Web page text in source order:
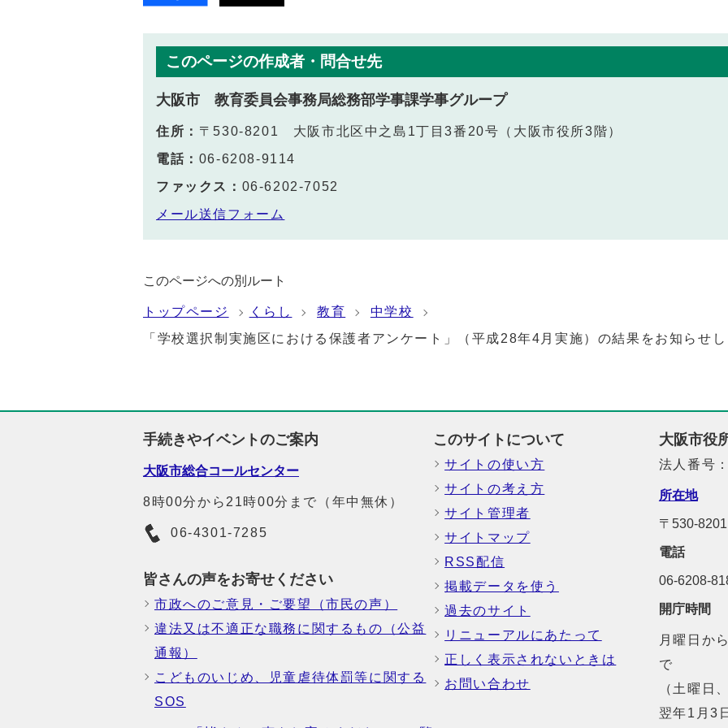
このページの作成者・問合せ先
大阪市 教育委員会事務局総務部学事課学事グループ
住所： 〒530-8201 大阪市北区中之島1丁目3番20号（大阪市役所3階）
電話： 06-6208-9114
ファックス： 06-6202-7052
メール送信フォーム
このページへの別ルート
トップページ くらし 教育
中学校
「学校選択制実施区における保護者アンケート」（平成28年4月実施）の結果をお知らせ
手続きやイベントのご案内
大阪市総合コールセンター
8時00分から21時00分まで（年中無休）
06-4301-7285
皆さんの声をお寄せください
市政へのご意見・ご要望（市民の声）
違法又は不適正な職務に関するもの（公益
通報）
こどものいじめ、児童虐待体罰等に関する
SOS
このサイトについて
サイトの使い方
サイトの考え方
サイト管理者
サイトマップ
RSS配信
掲載データを使う
過去のサイト
リニューアルにあたって
正しく表示されないときは
お問い合わせ
大阪市役
法人番号
所在地
〒530-
電話
06-6208-
開庁時間
月曜日か
で
（土曜日
翌年1月3